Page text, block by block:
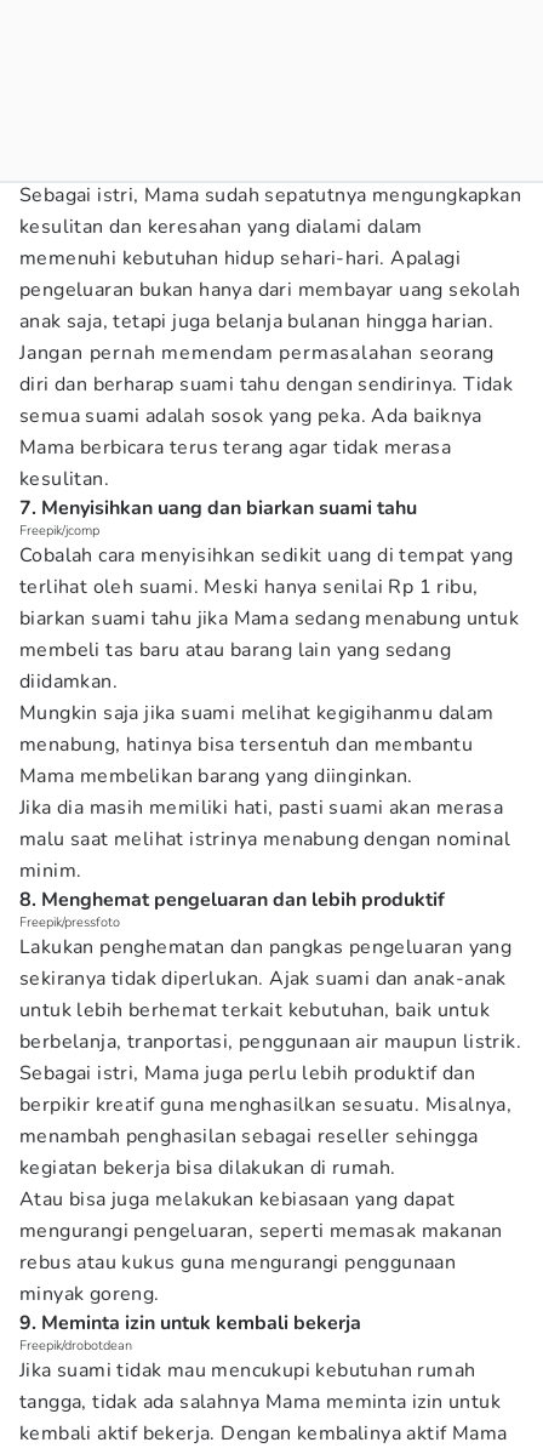
Sebagai istri, Mama sudah sepatutnya mengungkapkan
kesulitan dan keresahan yang dialami dalam
memenuhi kebutuhan hidup sehari-hari. Apalagi
pengeluaran bukan hanya dari membayar uang sekolah
anak saja, tetapi juga belanja bulanan hingga harian.
Jangan pernah memendam permasalahan seorang
diri dan berharap suami tahu dengan sendirinya. Tidak
semua suami adalah sosok yang peka. Ada baiknya
Mama berbicara terus terang agar tidak merasa
kesulitan.
7. Menyisihkan uang dan biarkan suami tahu
Freepik/jcomp
Cobalah cara menyisihkan sedikit uang di tempat yang
terlihat oleh suami. Meski hanya senilai Rp 1 ribu,
biarkan suami tahu jika Mama sedang menabung untuk
membeli tas baru atau barang lain yang sedang
diidamkan.
Mungkin saja jika suami melihat kegigihanmu dalam
menabung, hatinya bisa tersentuh dan membantu
Mama membelikan barang yang diinginkan.
Jika dia masih memiliki hati, pasti suami akan merasa
malu saat melihat istrinya menabung dengan nominal
minim.
8. Menghemat pengeluaran dan lebih produktif
Freepik/pressfoto
Lakukan penghematan dan pangkas pengeluaran yang
sekiranya tidak diperlukan. Ajak suami dan anak-anak
untuk lebih berhemat terkait kebutuhan, baik untuk
berbelanja, tranportasi, penggunaan air maupun listrik.
Sebagai istri, Mama juga perlu lebih produktif dan
berpikir kreatif guna menghasilkan sesuatu. Misalnya,
menambah penghasilan sebagai reseller sehingga
kegiatan bekerja bisa dilakukan di rumah.
Atau bisa juga melakukan kebiasaan yang dapat
mengurangi pengeluaran, seperti memasak makanan
rebus atau kukus guna mengurangi penggunaan
minyak goreng.
9. Meminta izin untuk kembali bekerja
Freepik/drobotdean
Jika suami tidak mau mencukupi kebutuhan rumah
tangga, tidak ada salahnya Mama meminta izin untuk
kembali aktif bekerja. Dengan kembalinya aktif Mama